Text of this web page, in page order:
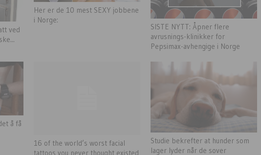
ved
Her er de 10 mest SEXY jobbene
i Norge:
SISTE NYTT: Åpner flere
avrusnings-klinikker for
Pepsimax-avhengige i Norge
å få
16 of the world’s worst facial
tattoos you never thought existed
Studie bekrefter at hunder som
lager lyder når de sover